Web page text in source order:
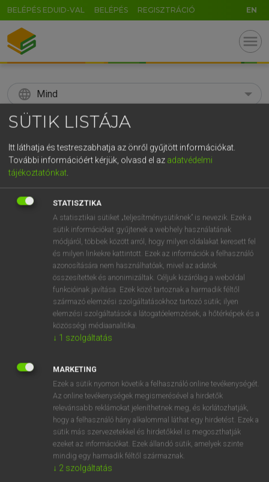
BELÉPÉS EDUID-VAL BELÉPÉS REGISZTRÁCIÓ EN
menu
language Mind
search
KERESÉS
Díjmentes angol szótár
fn szilárd tüzelőanyag
⚲ solid fuelkeresése szótárainkban
DÍJMENTES ANGOL SZÓTÁR
solicitude
solidification
SÜTIK LISTÁJA
Itt láthatja és testreszabhatja az önről gyűjtött információkat.
További információért kérjük, olvasd el az adatvédelmi
tájékoztatónkat
STATISZTIKA
A statisztikai sütiket „teljesítménysütiknek” is nevezik. Ezek a
sütik információkat gyűjtenek a webhely használatának
módjáról, többek között arról, hogy milyen oldalakat keresett fel
és milyen linkekre kattintott. Ezek az információk a felhasználó
azonosítására nem használhatóak, mivel az adatok
összesítettek és anonimizáltak. Céljuk kizárólag a weboldal
funkcióinak javítása. Ezek közé tartoznak a harmadik féltől
származó elemzési szolgáltatásokhoz tartozó sütik; ilyen
elemzési szolgáltatások a látogatóelemzések, a hőtérképek és a
közösségi médiaanalitika.
↓ 1 szolgáltatás
MARKETING
Ezek a sütik nyomon követik a felhasználó online tevékenységét.
Az online tevékenységek megismerésével a hirdetők
relevánsabb reklámokat jeleníthetnek meg, és korlátozhatják,
hogy a felhasználó hány alkalommal láthat egy hirdetést. Ezek a
sütik más szervezetekkel és hirdetőkkel is megoszthatják
ezeket az információkat. Ezek állandó sütik, amelyek szinte
mindig egy harmadik féltől származnak.
↓ 2 szolgáltatás
GR
5 6 7 8 9 ö ü ó
r t z u i o p ő ú
k l ű
n m , . AltGr